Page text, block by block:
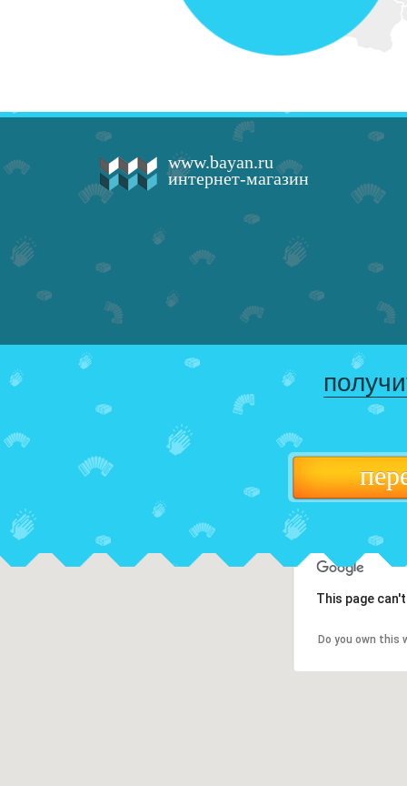
www.bayan.ru
интернет-магазин
This page
Do you own this